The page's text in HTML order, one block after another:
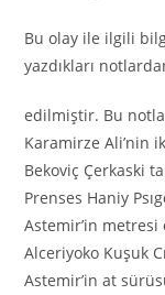
Bu olay ile ilgili
yazdıkları
edilmiştir. Bu
Karamirze Ali’nin
Bekoviç Çerkaski
Prenses Haniy
Astemir’in
Alceriyoko Kuşuk
Astemir’in at